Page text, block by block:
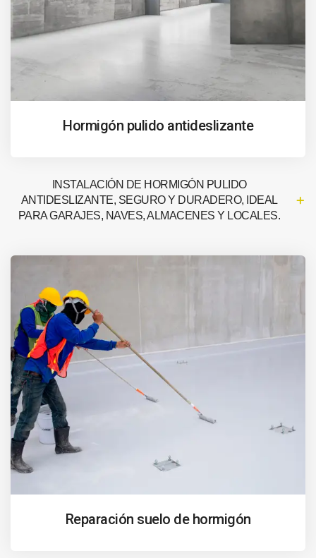
Hormigón pulido antideslizante
INSTALACIÓN DE HORMIGÓN PULIDO
ANTIDESLIZANTE, SEGURO Y DURADERO, IDEAL
PARA GARAJES, NAVES, ALMACENES Y LOCALES.
Reparación suelo de hormigón